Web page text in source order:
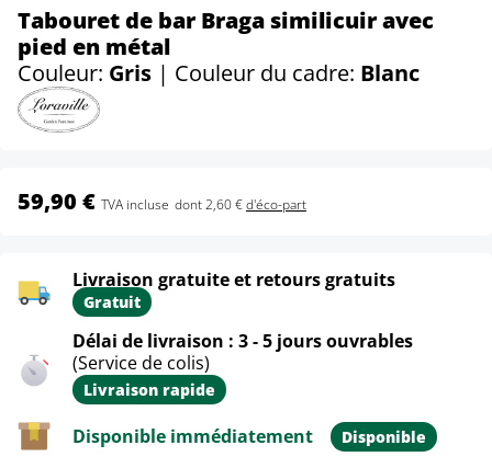
Tabouret de bar Braga similicuir avec
pied en métal
Couleur: Gris | Couleur du cadre: Blanc
59,90 € TVA incluse dont 2,60 €d'éco-part
Livraison gratuite et retours gratuits
Gratuit
Délai de livraison : 3 - 5 jours ouvrables
(Service de colis)
Livraison rapide
Disponible immédiatement Disponible